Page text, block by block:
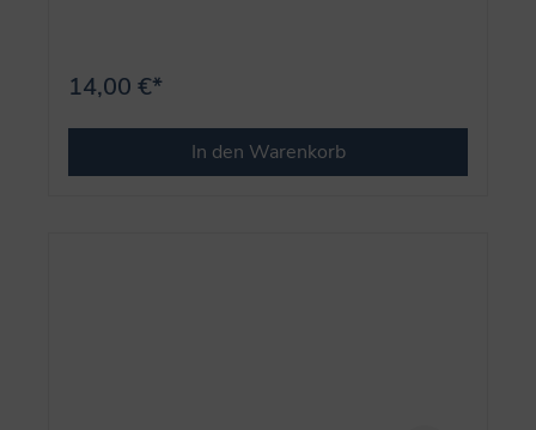
14,00 €*
In den Warenkorb